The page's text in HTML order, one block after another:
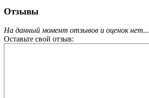
Отзывы
На данный момент отзывов и оценок нет...
Оставьте свой отзыв: